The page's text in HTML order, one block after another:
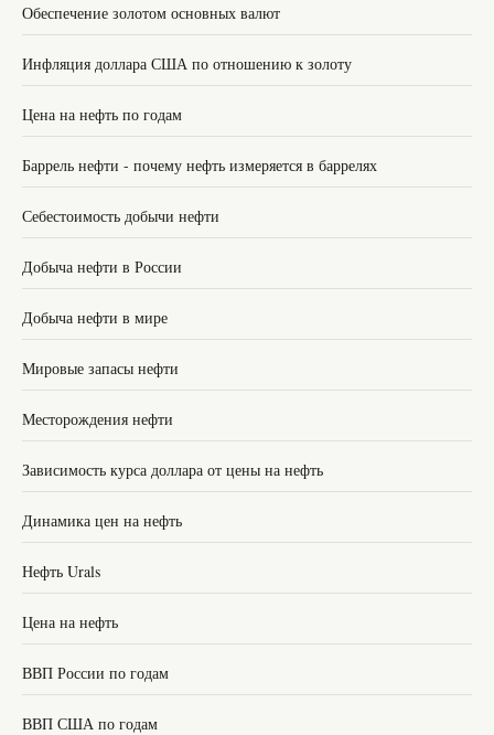
Обеспечение золотом основных валют
Инфляция доллара США по отношению к золоту
Цена на нефть по годам
Баррель нефти - почему нефть измеряется в баррелях
Себестоимость добычи нефти
Добыча нефти в России
Добыча нефти в мире
Мировые запасы нефти
Месторождения нефти
Зависимость курса доллара от цены на нефть
Динамика цен на нефть
Нефть Urals
Цена на нефть
ВВП России по годам
ВВП США по годам